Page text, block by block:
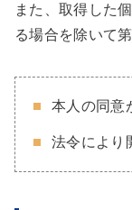
また、取得した
る場合を除いて
本人の同意
法令により